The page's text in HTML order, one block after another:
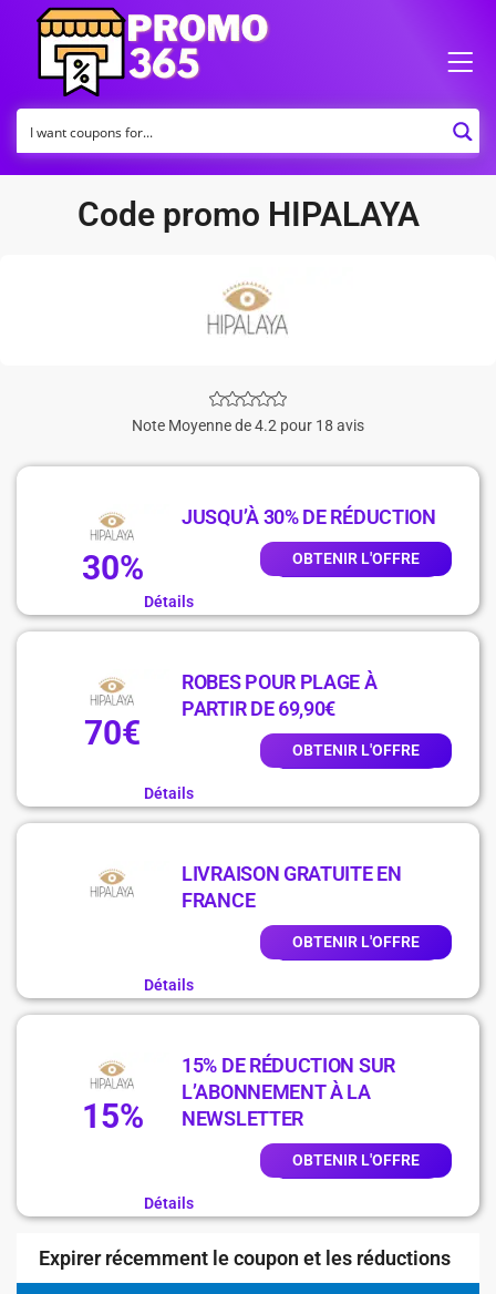
Code promo HIPALAYA
Note Moyenne de 4.2 pour 18 avis
30%
JUSQU’À 30% DE RÉDUCTION
OBTENIR L'OFFRE
Détails
70€
ROBES POUR PLAGE À
PARTIR DE 69,90€
OBTENIR L'OFFRE
Détails
LIVRAISON GRATUITE EN
FRANCE
OBTENIR L'OFFRE
Détails
15%
15% DE RÉDUCTION SUR
L’ABONNEMENT À LA
NEWSLETTER
OBTENIR L'OFFRE
Détails
Expirer récemment le coupon et les réductions